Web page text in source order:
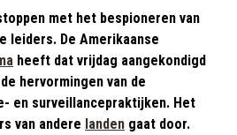
met het bespioneren van
leiders. De Amerikaanse
heeft dat vrijdag aangekondigd
hervormingen van de
en surveillancepraktijken. Het
van andere landen gaat door.